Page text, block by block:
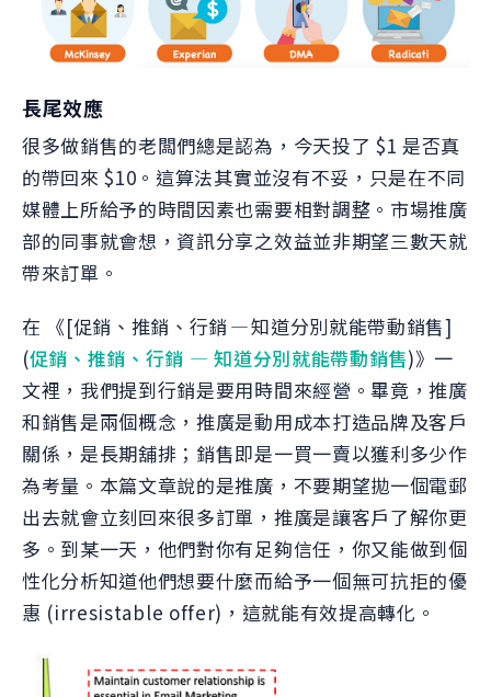
長尾效應
很多做銷售的老闆們總是認為，今天投了 $1 是否真
的帶回來 $10。這算法其實並沒有不妥，只是在不同
媒體上所給予的時間因素也需要相對調整。市場推廣
部的同事就會想，資訊分享之效益並非期望三數天就
帶來訂單。
在 《[促銷、推銷、行銷 — 知道分別就能帶動銷售]
(促銷、推銷、行銷 — 知道分別就能帶動銷售)》一
文裡，我們提到行銷是要用時間來經營。畢竟，推廣
和銷售是兩個概念，推廣是動用成本打造品牌及客戶
關係，是長期舖排；銷售即是一買一賣以獲利多少作
為考量。本篇文章說的是推廣，不要期望拋一個電郵
出去就會立刻回來很多訂單，推廣是讓客戶了解你更
多。到某一天，他們對你有足夠信任，你又能做到個
性化分析知道他們想要什麼而給予一個無可抗拒的優
惠 (irresistable offer)，這就能有效提高轉化。